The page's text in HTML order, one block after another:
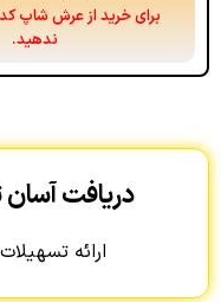
برای خرید از عرش شاپ
ندهید.
دریافت
ارائه